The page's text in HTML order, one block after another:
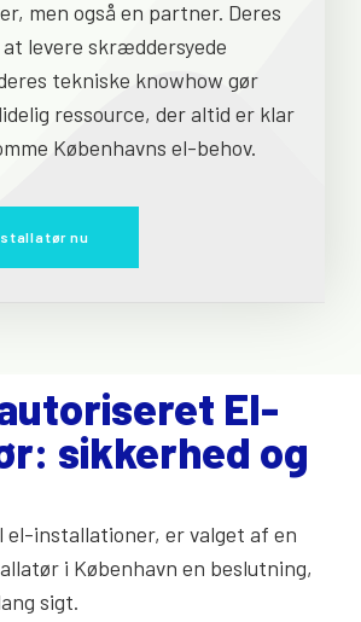
men også en partner. Deres
levere skræddersyede
tekniske knowhow gør
ressource, der altid er klar
Københavns el-behov.
nu
El-
sikkerhed og
el-installationer, er valget af en
i København en beslutning,
sigt.